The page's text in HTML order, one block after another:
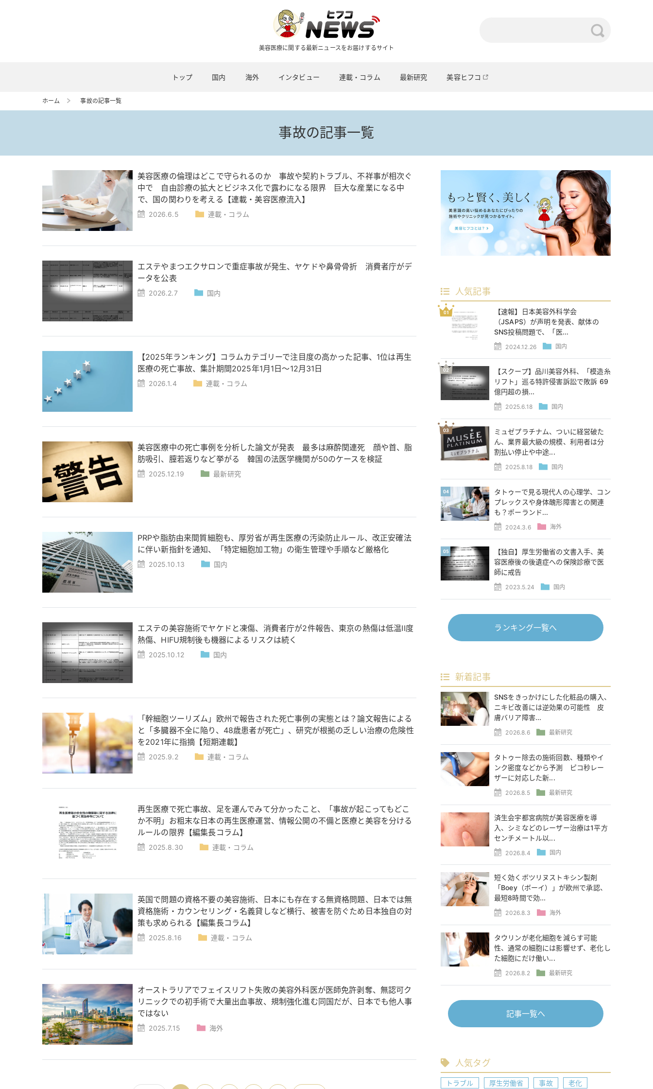
美容医療に関する最新ニュースをお届けするサイト
トップ 国内 海外 インタビュー 連載・コラム 最新研究 美容ヒフコ
ホーム 事故の記事一覧
事故の記事一覧
美容医療の倫理はどこで守られるのか 事故や契約トラブル、不祥事が相次ぐ
中で 自由診療の拡大とビジネス化で露わになる限界 巨大な産業になる中
で、国の関わりを考える【連載・美容医療流入】
2026.6.5 連載・コラム
エステやまつエクサロンで重症事故が発生、ヤケドや鼻骨骨折 消費者庁がデ
ータを公表
2026.2.7 国内
【2025年ランキング】コラムカテゴリーで注目度の高かった記事、1位は再生
医療の死亡事故、集計期間2025年1月1日～12月31日
2026.1.4 連載・コラム
美容医療中の死亡事例を分析した論文が発表 最多は麻酔関連死 顔や首、脂
肪吸引、膣若返りなど挙がる 韓国の法医学機関が50のケースを検証
2025.12.19 最新研究
PRPや脂肪由来間質細胞も、厚労省が再生医療の汚染防止ルール、改正安確法
に伴い新指針を通知、「特定細胞加工物」の衛生管理や手順など厳格化
2025.10.13 国内
エステの美容施術でヤケドと凍傷、消費者庁が2件報告、東京の熱傷は低温II度
熱傷、HIFU規制後も機器によるリスクは続く
2025.10.12 国内
「幹細胞ツーリズム」欧州で報告された死亡事例の実態とは？論文報告による
と「多臓器不全に陥り、48歳患者が死亡」、研究が根拠の乏しい治療の危険性
を2021年に指摘【短期連載】
2025.9.2 連載・コラム
再生医療で死亡事故、足を運んでみて分かったこと、「事故が起こってもどこ
か不明」お粗末な日本の再生医療運営、情報公開の不備と医療と美容を分ける
ルールの限界【編集長コラム】
2025.8.30 連載・コラム
英国で問題の資格不要の美容施術、日本にも存在する無資格問題、日本では無
資格施術・カウンセリング・名義貸しなど横行、被害を防ぐため日本独自の対
策も求められる【編集長コラム】
2025.8.16 連載・コラム
オーストラリアでフェイスリフト失敗の美容外科医が医師免許剥奪、無認可ク
リニックでの初手術で大量出血事故、規制強化進む同国だが、日本でも他人事
ではない
2025.7.15 海外
人気記事
【速報】日本美容外科学会
（JSAPS）が声明を発表、献体の
SNS投稿問題で、「医...
2024.12.26 国内
【スクープ】品川美容外科、「模造糸
リフト」巡る特許侵害訴訟で敗訴 69
億円超の損...
2025.6.18 国内
ミュゼプラチナム、ついに経営破た
ん、業界最大級の規模、利用者は分
割払い停止や中途...
2025.8.18 国内
タトゥーで見る現代人の心理学、コン
プレックスや身体醜形障害との関連
も？ポーランド...
2024.3.6 海外
【独自】厚生労働省の文書入手、美
容医療後の後遺症への保険診療で医
師に戒告
2023.5.24 国内
ランキング一覧へ
新着記事
SNSをきっかけにした化粧品の購入、
ニキビ改善には逆効果の可能性 皮
膚バリア障害...
2026.8.6 最新研究
タトゥー除去の施術回数、種類やイ
ンク密度などから予測 ピコ秒レー
ザーに対応した新...
2026.8.5 最新研究
済生会宇都宮病院が美容医療を導
入、シミなどのレーザー治療は1平方
センチメートル以...
2026.8.4 国内
短く効くボツリヌストキシン製剤
「Boey（ボーイ）」が欧州で承認、
最短8時間で効...
2026.8.3 海外
タウリンが老化細胞を減らす可能
性、通常の細胞には影響せず、老化し
た細胞にだけ働い...
2026.8.2 最新研究
記事一覧へ
人気タグ
トラブル 厚生労働省 事故
老化